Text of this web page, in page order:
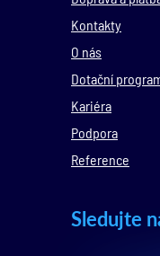
Kontakty
O nás
Dotační
Kariéra
Podpora
Reference
Sledujte